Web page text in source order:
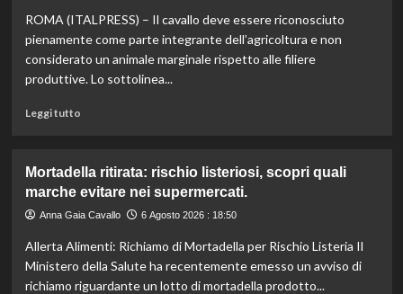
vino:
l’IRVO
potenzia
per
ROMA (ITALPRESS) – Il cavallo deve essere riconosciuto
pienamente come parte integrante dell’agricoltura e non
considerato un animale marginale rispetto alle filiere
produttive. Lo sottolinea...
Leggi tuttoLeggi
Il
cavallo:
una
indispensabile
per
l’agricoltura
Mortadella ritirata: rischio listeriosi, scopri quali
marche evitare nei supermercati.
Anna Gaia Cavallo 6 Agosto 2026 : 18:50
Allerta Alimenti: Richiamo di Mortadella per Rischio Listeria Il
Ministero della Salute ha recentemente emesso un avviso di
richiamo riguardante un lotto di mortadella prodotto...